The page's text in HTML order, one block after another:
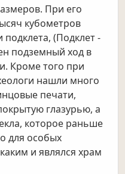
При его
кубометров
(Подклет -
подземный ход в
Кроме того при
нашли много
печати,
глазурью, а
которое раньше
для особых
и являлся храм